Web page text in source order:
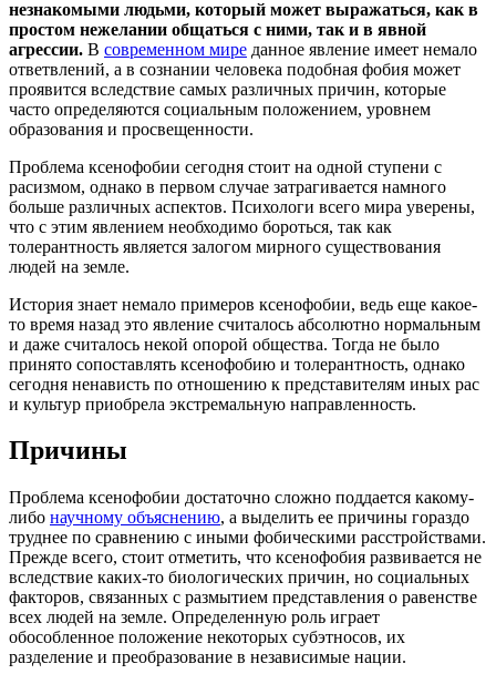
незнакомыми людьми, который может выражаться, как в
простом нежелании общаться с ними, так и в явной
агрессии. В современном мире данное явление имеет немало
ответвлений, а в сознании человека подобная фобия может
проявится вследствие самых различных причин, которые
часто определяются социальным положением, уровнем
образования и просвещенности.
Проблема ксенофобии сегодня стоит на одной ступени с
расизмом, однако в первом случае затрагивается намного
больше различных аспектов. Психологи всего мира уверены,
что с этим явлением необходимо бороться, так как
толерантность является залогом мирного существования
людей на земле.
История знает немало примеров ксенофобии, ведь еще какое-
то время назад это явление считалось абсолютно нормальным
и даже считалось некой опорой общества. Тогда не было
принято сопоставлять ксенофобию и толерантность, однако
сегодня ненависть по отношению к представителям иных рас
и культур приобрела экстремальную направленность.
Причины
Проблема ксенофобии достаточно сложно поддается какому-
либо научному объяснению, а выделить ее причины гораздо
труднее по сравнению с иными фобическими расстройствами.
Прежде всего, стоит отметить, что ксенофобия развивается не
вследствие каких-то биологических причин, но социальных
факторов, связанных с размытием представления о равенстве
всех людей на земле. Определенную роль играет
обособленное положение некоторых субэтносов, их
разделение и преобразование в независимые нации.